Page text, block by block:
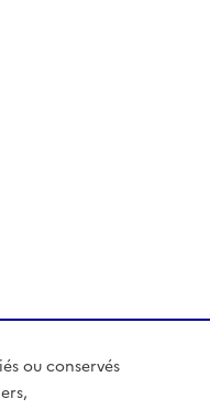
ou conservés